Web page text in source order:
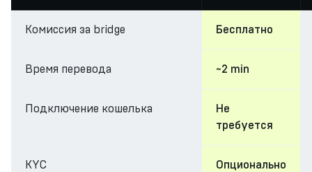
Комиссия за bridge Бесплатно
Время перевода ~2 min
Подключение кошелька
Не
требуется
KYC
Опционально